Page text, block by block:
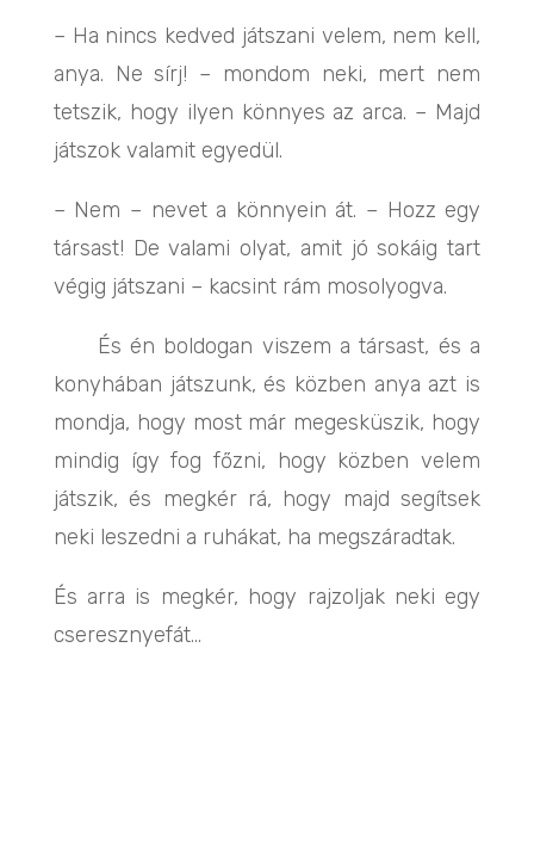
– Ha nincs kedved játszani velem, nem kell,
anya. Ne sírj! – mondom neki, mert nem
tetszik, hogy ilyen könnyes az arca. – Majd
játszok valamit egyedül.
– Nem – nevet a könnyein át. – Hozz egy
társast! De valami olyat, amit jó sokáig tart
végig játszani – kacsint rám mosolyogva.
És én boldogan viszem a társast, és a
konyhában játszunk, és közben anya azt is
mondja, hogy most már megesküszik, hogy
mindig így fog főzni, hogy közben velem
játszik, és megkér rá, hogy majd segítsek
neki leszedni a ruhákat, ha megszáradtak.
És arra is megkér, hogy rajzoljak neki egy
cseresznyefát…